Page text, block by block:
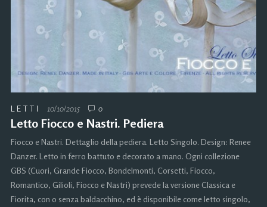
LETTI 10/10/2015 0
Letto Fiocco e Nastri. Pediera
Fiocco e Nastri. Dettaglio della pediera. Letto Singolo. Design: Renee
Danzer. Letto in ferro battuto e decorato a mano. Ogni collezione
GBS (Cuori, Grande Fiocco, Bondelmonti, Corsetti, Fiocco,
Romantico, Gilioli, Fiocco e Nastri) prevede la versione Classica e
Fiorita, con o senza baldacchino, ed è disponibile come letto singolo,